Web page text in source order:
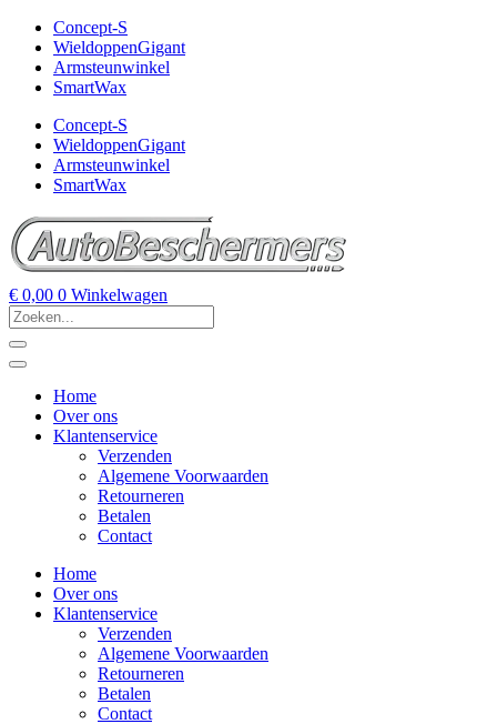
Concept-S
WieldoppenGigant
Armsteunwinkel
SmartWax
Concept-S
WieldoppenGigant
Armsteunwinkel
SmartWax
€ 0,00 0 Winkelwagen
Home
Over ons
Klantenservice
Verzenden
Algemene Voorwaarden
Retourneren
Betalen
Contact
Home
Over ons
Klantenservice
Verzenden
Algemene Voorwaarden
Retourneren
Betalen
Contact